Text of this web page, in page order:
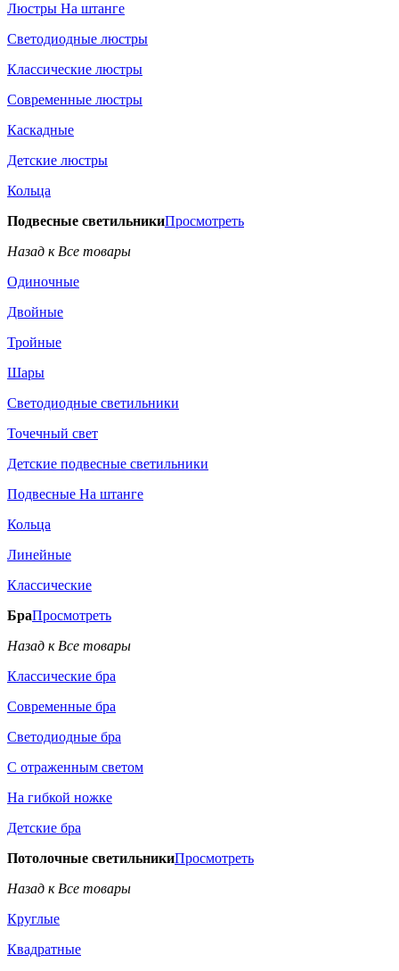
Люстры На штанге
Светодиодные люстры
Классические люстры
Современные люстры
Каскадные
Детские люстры
Кольца
Подвесные светильникиПросмотреть
Назад к Все товары
Одиночные
Двойные
Тройные
Шары
Светодиодные светильники
Точечный свет
Детские подвесные светильники
Подвесные На штанге
Кольца
Линейные
Классические
БраПросмотреть
Назад к Все товары
Классические бра
Современные бра
Светодиодные бра
С отраженным светом
На гибкой ножке
Детские бра
Потолочные светильникиПросмотреть
Назад к Все товары
Круглые
Квадратные